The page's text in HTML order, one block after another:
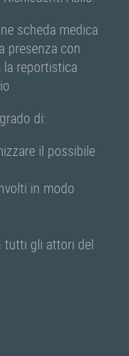
scheda medica
presenza con
reportistica
di:
il possibile
in modo
tutti gli attori del